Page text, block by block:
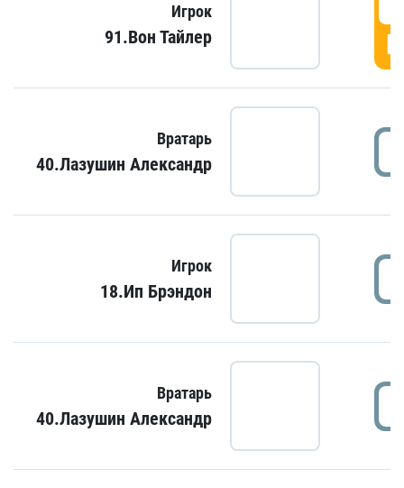
Игрок
91.Вон Тайлер
Вратарь
40.Лазушин Александр
Игрок
18.Ип Брэндон
Вратарь
40.Лазушин Александр